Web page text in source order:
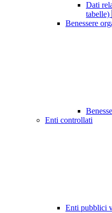
Dati
tabelle)
Benessere
Enti controllati
Enti pubblici